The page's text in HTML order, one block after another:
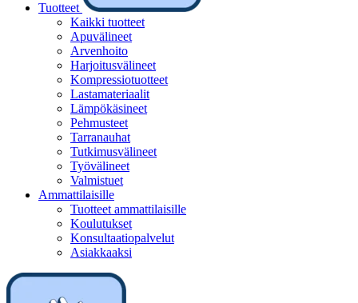
Tuotteet
Kaikki tuotteet
Apuvälineet
Arvenhoito
Harjoitusvälineet
Kompressiotuotteet
Lastamateriaalit
Lämpökäsineet
Pehmusteet
Tarranauhat
Tutkimusvälineet
Työvälineet
Valmistuet
Ammattilaisille
Tuotteet ammattilaisille
Koulutukset
Konsultaatiopalvelut
Asiakkaaksi